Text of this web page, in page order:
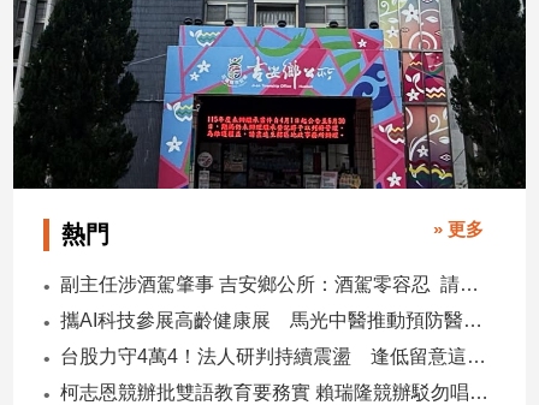
設
計
旅
遊/
食
星
座/
費
健
康/
熱門 » 更多
副主任涉酒駕肇事 吉安鄉公所：酒駕零容忍 請辭獲准
攜AI科技參展高齡健康展 馬光中醫推動預防醫學迎接長壽新經濟
台股力守4萬4！法人研判持續震盪 逢低留意這些族群
柯志恩競辦批雙語教育要務實 賴瑞隆競辦駁勿唱衰高雄